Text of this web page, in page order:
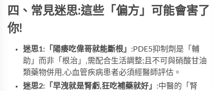
四、常見迷思:這些「偏方」可能會害了
你!
迷思1:「陽痿吃偉哥就能斷根」 :PDE5抑制劑是「輔
助」而非「根治」,需配合生活調整;且不可與硝酸甘油
類藥物併用,心血管疾病患者必須經醫師評估。
迷思2:「早洩就是腎虧,狂吃補藥就好」 :中醫的「腎